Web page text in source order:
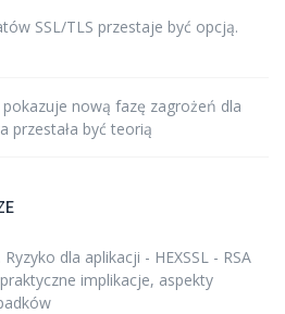
SSL/TLS przestaje być opcją.
nową fazę zagrożeń dla
przestała być teorią
dla aplikacji - HEXSSL - RSA
implikacje, aspekty